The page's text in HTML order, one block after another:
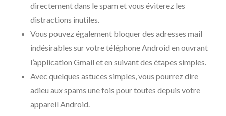
directement dans le spam et vous éviterez les
distractions inutiles.
Vous pouvez également bloquer des adresses mail
indésirables sur votre téléphone Android en ouvrant
l’application Gmail et en suivant des étapes simples.
Avec quelques astuces simples, vous pourrez dire
adieu aux spams une fois pour toutes depuis votre
appareil Android.